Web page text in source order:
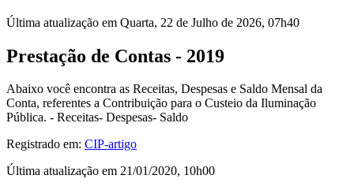
Última atualização em Quarta, 22 de Julho de 2026, 07h40
Prestação de Contas - 2019
Abaixo você encontra as Receitas, Despesas e Saldo Mensal da
Conta, referentes a Contribuição para o Custeio da Iluminação
Pública. - Receitas- Despesas- Saldo
Registrado em: CIP-artigo
Última atualização em 21/01/2020, 10h00